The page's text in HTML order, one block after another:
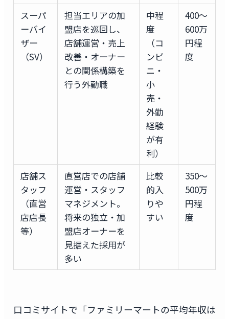
スーパ
ーバイ
ザー
（SV）
担当エリアの加
盟店を巡回し、
店舗運営・売上
改善・オーナー
との関係構築を
行う外勤職
中程
度
（コ
ンビ
ニ・
小
売・
外勤
経験
が有
利）
400〜
600万
円程
度
店舗ス
タッフ
（直営
店店長
等）
直営店での店舗
運営・スタッフ
マネジメント。
将来の独立・加
盟店オーナーを
見据えた採用が
多い
比較
的入
りや
すい
350〜
500万
円程
度
口コミサイトで「ファミリーマートの平均年収は